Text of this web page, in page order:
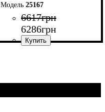
25167
6617грн
6286грн
Глубина: 70 см